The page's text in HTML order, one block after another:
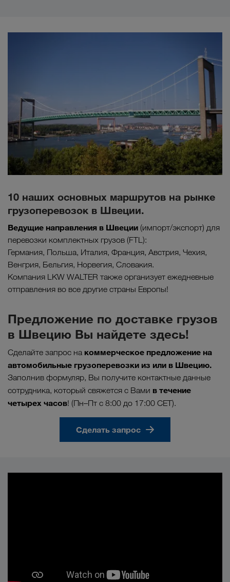
10 наших основных маршрутов на рынке
грузоперевозок в Швеции.
Ведущие направления в Швеции (импорт/экспорт) для
перевозки комплектных грузов (FTL):
Германия, Польша, Италия, Франция, Австрия, Чехия,
Венгрия, Бельгия, Норвегия, Словакия.
Компания LKW WALTER также организует ежедневные
отправления во все другие страны Европы!
Предложение по доставке грузов
в Швецию Вы найдете здесь!
Сделайте запрос на коммерческое предложение на
автомобильные грузоперевозки из или в Швецию.
Заполнив формуляр, Вы получите контактные данные
сотрудника, который свяжется с Вами в течение
четырех часов! (Пн–Пт с 8:00 до 17:00 CET).
Сделать запрос